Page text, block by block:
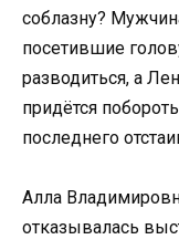
соблазну?
посетившие
разводиться, а
придётся
последнего
Алла
отказывалась